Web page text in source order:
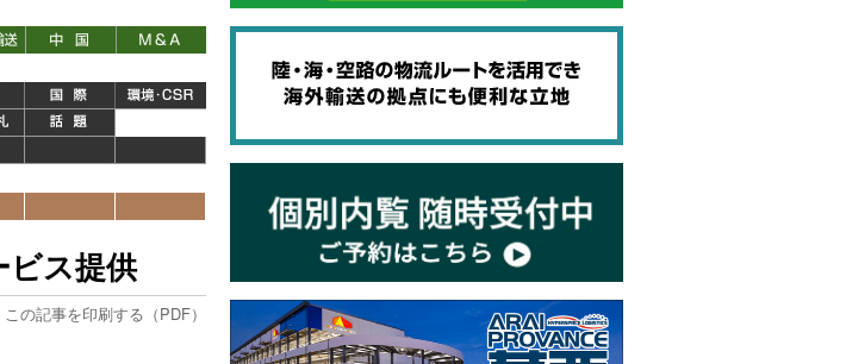
ビス提供
この記事を印刷する（PDF）